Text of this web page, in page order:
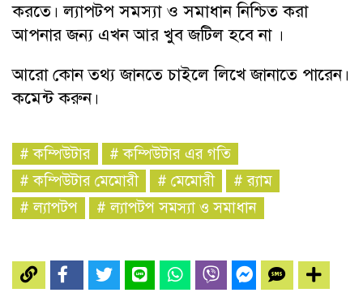
করতে। ল্যাপটপ সমস্যা ও সমাধান নিশ্চিত করা
আপনার জন্য এখন আর খুব জটিল হবে না ।
আরো কোন তথ্য জানতে চাইলে লিখে জানাতে পারেন।
কমেন্ট করুন।
#কম্পিউটার #কম্পিউটার এর গতি
#কম্পিউটার মেমোরী #মেমোরী #র‍্যাম
#ল্যাপটপ #ল্যাপটপ সমস্যা ও সমাধান